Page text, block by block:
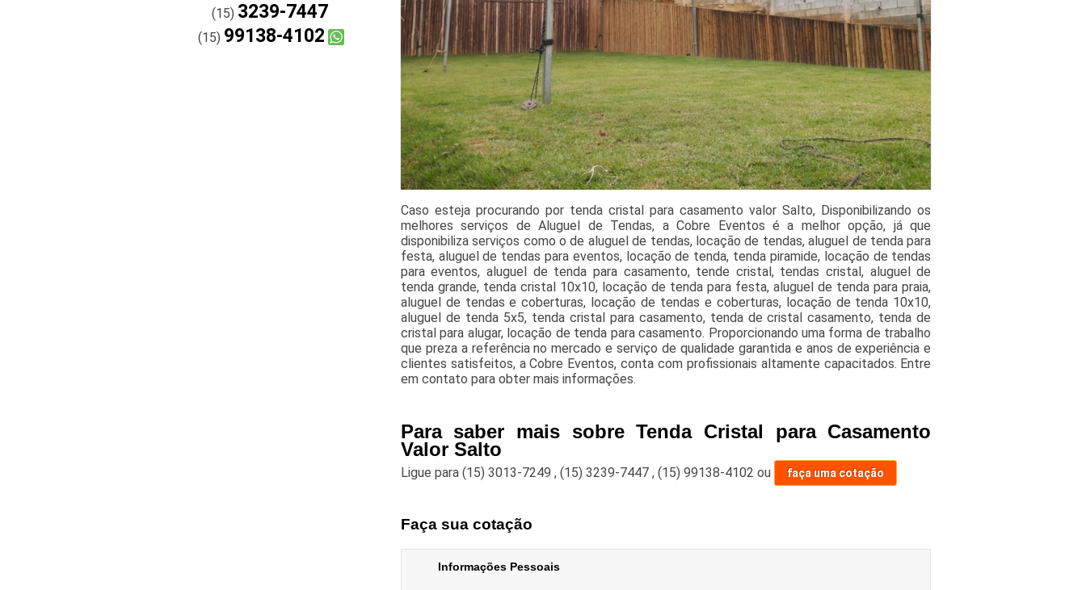
(15) 3239-7447
(15) 99138-4102
Caso esteja procurando por tenda cristal para casamento valor Salto, Disponibilizando os
melhores serviços de Aluguel de Tendas, a Cobre Eventos é a melhor opção, já que
disponibiliza serviços como o de aluguel de tendas, locação de tendas, aluguel de tenda para
festa, aluguel de tendas para eventos, locação de tenda, tenda piramide, locação de tendas
para eventos, aluguel de tenda para casamento, tende cristal, tendas cristal, aluguel de
tenda grande, tenda cristal 10x10, locação de tenda para festa, aluguel de tenda para praia,
aluguel de tendas e coberturas, locação de tendas e coberturas, locação de tenda 10x10,
aluguel de tenda 5x5, tenda cristal para casamento, tenda de cristal casamento, tenda de
cristal para alugar, locação de tenda para casamento. Proporcionando uma forma de trabalho
que preza a referência no mercado e serviço de qualidade garantida e anos de experiência e
clientes satisfeitos, a Cobre Eventos, conta com profissionais altamente capacitados. Entre
em contato para obter mais informações.
Para saber mais sobre Tenda Cristal para Casamento
Valor Salto
Ligue para (15) 3013-7249 , (15) 3239-7447 , (15) 99138-4102 ou faça uma cotação
Faça sua cotação
Informações Pessoais